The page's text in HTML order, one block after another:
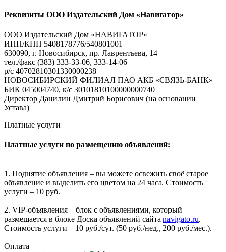
Реквизиты ООО Издательский Дом «Навигатор»
ООО Издательский Дом «НАВИГАТОР»
ИНН/КПП 5408178776/540801001
630090, г. Новосибирск, пр. Лаврентьева, 14
тел./факс (383) 333-33-06, 333-14-06
р/с 40702810301330000238
НОВОСИБИРСКИЙ ФИЛИАЛ ПАО АКБ «СВЯЗЬ-БАНК»
БИК 045004740, к/с 30101810100000000740
Директор Данилин Дмитрий Борисович (на основании
Устава)
Платные услуги
Платные услуги по размещению объявлений:
1. Поднятие объявления – вы можете освежить своё старое
объявление и выделить его цветом на 24 часа. Стоимость
услуги – 10 руб.
2. VIP-объявления – блок с объявлениями, который
размещается в блоке Доска объявлений сайта navigato.ru.
Стоимость услуги – 10 руб./сут. (50 руб./нед., 200 руб./мес.).
Оплата